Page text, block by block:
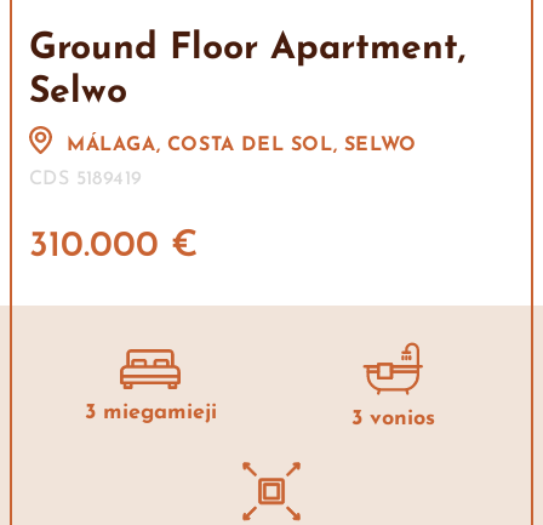
Ground Floor Apartment,
Selwo
MÁLAGA, COSTA DEL SOL, SELWO
CDS 5189419
310.000 €
3 miegamieji 3 vonios